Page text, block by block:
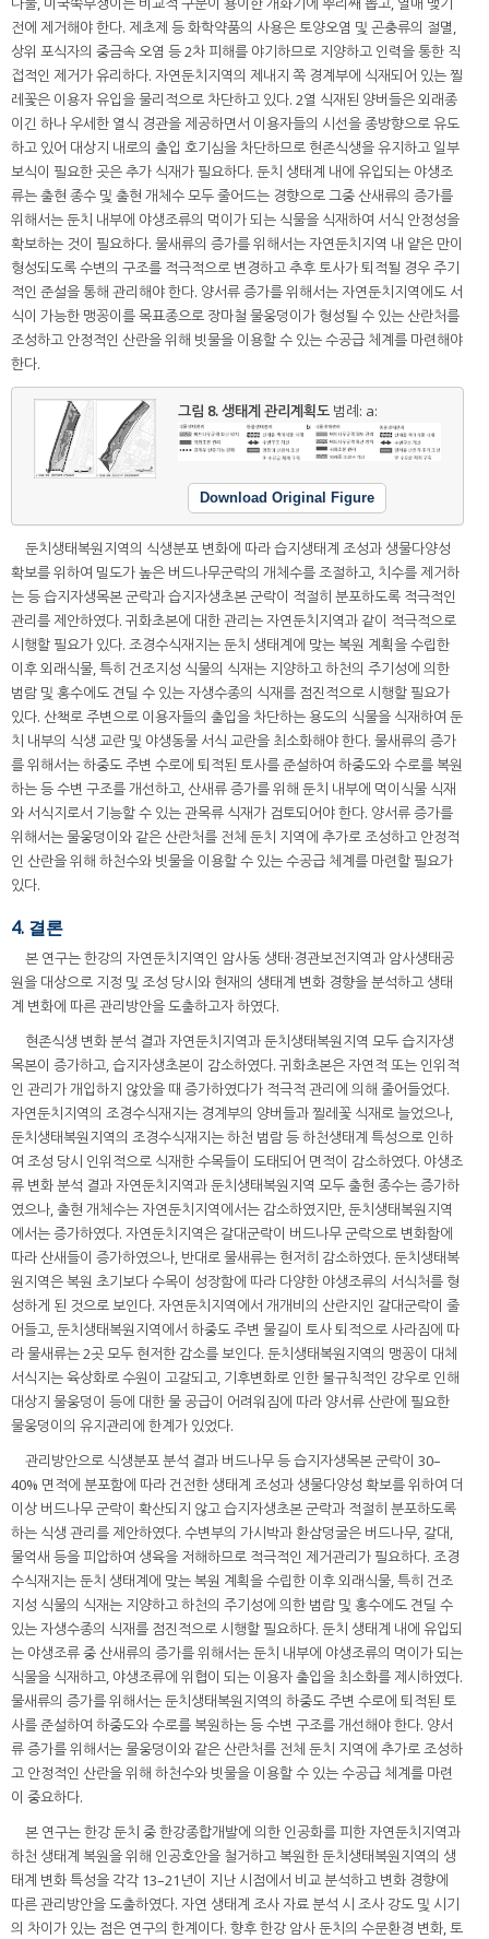
전에 제거해야 한다. 제초제 등 화학약품의 사용은 토양오염 및 곤충류의 절멸,
상위 포식자의 중금속 오염 등 2차 피해를 야기하므로 지양하고 인력을 통한 직
접적인 제거가 유리하다. 자연둔치지역의 제내지 쪽 경계부에 식재되어 있는 찔
레꽃은 이용자 유입을 물리적으로 차단하고 있다. 2열 식재된 양버들은 외래종
이긴 하나 우세한 열식 경관을 제공하면서 이용자들의 시선을 종방향으로 유도
하고 있어 대상지 내로의 출입 호기심을 차단하므로 현존식생을 유지하고 일부
보식이 필요한 곳은 추가 식재가 필요하다. 둔치 생태계 내에 유입되는 야생조
류는 출현 종수 및 출현 개체수 모두 줄어드는 경향으로 그중 산새류의 증가를
위해서는 둔치 내부에 야생조류의 먹이가 되는 식물을 식재하여 서식 안정성을
확보하는 것이 필요하다. 물새류의 증가를 위해서는 자연둔치지역 내 얕은 만이
형성되도록 수변의 구조를 적극적으로 변경하고 추후 토사가 퇴적될 경우 주기
적인 준설을 통해 관리해야 한다. 양서류 증가를 위해서는 자연둔치지역에도 서
식이 가능한 맹꽁이를 목표종으로 장마철 물웅덩이가 형성될 수 있는 산란처를
조성하고 안정적인 산란을 위해 빗물을 이용할 수 있는 수공급 체계를 마련해야
한다.
그림 8.생태계 관리계획도 범례: a:
Download Original Figure
둔치생태복원지역의 식생분포 변화에 따라 습지생태계 조성과 생물다양성
확보를 위하여 밀도가 높은 버드나무군락의 개체수를 조절하고, 치수를 제거하
는 등 습지자생목본 군락과 습지자생초본 군락이 적절히 분포하도록 적극적인
관리를 제안하였다. 귀화초본에 대한 관리는 자연둔치지역과 같이 적극적으로
시행할 필요가 있다. 조경수식재지는 둔치 생태계에 맞는 복원 계획을 수립한
이후 외래식물, 특히 건조지성 식물의 식재는 지양하고 하천의 주기성에 의한
범람 및 홍수에도 견딜 수 있는 자생수종의 식재를 점진적으로 시행할 필요가
있다. 산책로 주변으로 이용자들의 출입을 차단하는 용도의 식물을 식재하여 둔
치 내부의 식생 교란 및 야생동물 서식 교란을 최소화해야 한다. 물새류의 증가
를 위해서는 하중도 주변 수로에 퇴적된 토사를 준설하여 하중도와 수로를 복원
하는 등 수변 구조를 개선하고, 산새류 증가를 위해 둔치 내부에 먹이식물 식재
와 서식지로서 기능할 수 있는 관목류 식재가 검토되어야 한다. 양서류 증가를
위해서는 물웅덩이와 같은 산란처를 전체 둔치 지역에 추가로 조성하고 안정적
인 산란을 위해 하천수와 빗물을 이용할 수 있는 수공급 체계를 마련할 필요가
있다.
4. 결론
본 연구는 한강의 자연둔치지역인 암사동 생태·경관보전지역과 암사생태공
원을 대상으로 지정 및 조성 당시와 현재의 생태계 변화 경향을 분석하고 생태
계 변화에 따른 관리방안을 도출하고자 하였다.
현존식생 변화 분석 결과 자연둔치지역과 둔치생태복원지역 모두 습지자생
목본이 증가하고, 습지자생초본이 감소하였다. 귀화초본은 자연적 또는 인위적
인 관리가 개입하지 않았을 때 증가하였다가 적극적 관리에 의해 줄어들었다.
자연둔치지역의 조경수식재지는 경계부의 양버들과 찔레꽃 식재로 늘었으나,
둔치생태복원지역의 조경수식재지는 하천 범람 등 하천생태계 특성으로 인하
여 조성 당시 인위적으로 식재한 수목들이 도태되어 면적이 감소하였다. 야생조
류 변화 분석 결과 자연둔치지역과 둔치생태복원지역 모두 출현 종수는 증가하
였으나, 출현 개체수는 자연둔치지역에서는 감소하였지만, 둔치생태복원지역
에서는 증가하였다. 자연둔치지역은 갈대군락이 버드나무 군락으로 변화함에
따라 산새들이 증가하였으나, 반대로 물새류는 현저히 감소하였다. 둔치생태복
원지역은 복원 초기보다 수목이 성장함에 따라 다양한 야생조류의 서식처를 형
성하게 된 것으로 보인다. 자연둔치지역에서 개개비의 산란지인 갈대군락이 줄
어들고, 둔치생태복원지역에서 하중도 주변 물길이 토사 퇴적으로 사라짐에 따
라 물새류는 2곳 모두 현저한 감소를 보인다. 둔치생태복원지역의 맹꽁이 대체
서식지는 육상화로 수원이 고갈되고, 기후변화로 인한 불규칙적인 강우로 인해
대상지 물웅덩이 등에 대한 물 공급이 어려워짐에 따라 양서류 산란에 필요한
물웅덩이의 유지관리에 한계가 있었다.
관리방안으로 식생분포 분석 결과 버드나무 등 습지자생목본 군락이 30–
40% 면적에 분포함에 따라 건전한 생태계 조성과 생물다양성 확보를 위하여 더
이상 버드나무 군락이 확산되지 않고 습지자생초본 군락과 적절히 분포하도록
하는 식생 관리를 제안하였다. 수변부의 가시박과 환삼덩굴은 버드나무, 갈대,
물억새 등을 피압하여 생육을 저해하므로 적극적인 제거관리가 필요하다. 조경
수식재지는 둔치 생태계에 맞는 복원 계획을 수립한 이후 외래식물, 특히 건조
지성 식물의 식재는 지양하고 하천의 주기성에 의한 범람 및 홍수에도 견딜 수
있는 자생수종의 식재를 점진적으로 시행할 필요하다. 둔치 생태계 내에 유입되
는 야생조류 중 산새류의 증가를 위해서는 둔치 내부에 야생조류의 먹이가 되는
식물을 식재하고, 야생조류에 위협이 되는 이용자 출입을 최소화를 제시하였다.
물새류의 증가를 위해서는 둔치생태복원지역의 하중도 주변 수로에 퇴적된 토
사를 준설하여 하중도와 수로를 복원하는 등 수변 구조를 개선해야 한다. 양서
류 증가를 위해서는 물웅덩이와 같은 산란처를 전체 둔치 지역에 추가로 조성하
고 안정적인 산란을 위해 하천수와 빗물을 이용할 수 있는 수공급 체계를 마련
이 중요하다.
본 연구는 한강 둔치 중 한강종합개발에 의한 인공화를 피한 자연둔치지역과
하천 생태계 복원을 위해 인공호안을 철거하고 복원한 둔치생태복원지역의 생
태계 변화 특성을 각각 13–21년이 지난 시점에서 비교 분석하고 변화 경향에
따른 관리방안을 도출하였다. 자연 생태계 조사 자료 분석 시 조사 강도 및 시기
의 차이가 있는 점은 연구의 한계이다. 향후 한강 암사 둔치의 수문환경 변화, 토